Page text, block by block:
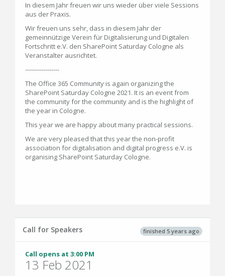
In diesem Jahr freuen wir uns wieder über viele Sessions
aus der Praxis.
Wir freuen uns sehr, dass in diesem Jahr der
gemeinnützige Verein für Digitalisierung und Digitalen
Fortschritt e.V. den SharePoint Saturday Cologne als
Veranstalter ausrichtet.
-----------------
The Office 365 Community is again organizing the
SharePoint Saturday Cologne 2021. It is an event from
the community for the community and is the highlight of
the year in Cologne.
This year we are happy about many practical sessions.
We are very pleased that this year the non-profit
association for digitalisation and digital progress e.V. is
organising SharePoint Saturday Cologne.
finished 5 years ago
Call for Speakers
Call opens at 3:00 PM
13 Feb 2021